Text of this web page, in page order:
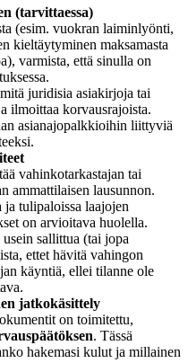
(tarvittaessa)
(esim. vuokran laiminlyönti,
kieltäytyminen maksamasta
varmista, että sinulla on
juridisia asiakirjoja tai
ilmoittaa korvausrajoista.
asianajopalkkioihin liittyviä
vahinkotarkastajan tai
ammattilaisen lausunnon.
tulipaloissa laajojen
on arvioitava huolella.
sallittua (tai jopa
ettet hävitä vahingon
käyntiä, ellei tilanne ole
jatkokäsittely
on toimitettu,
. Tässä
hakemasi kulut ja millainen